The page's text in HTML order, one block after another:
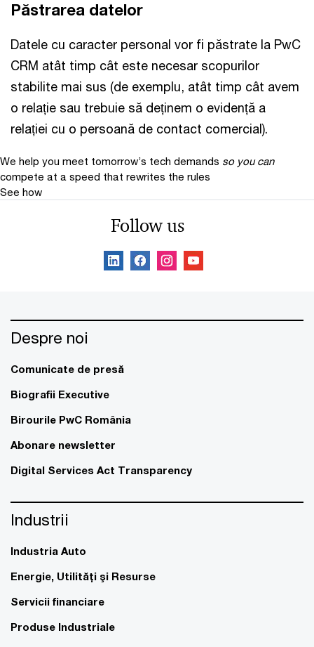
Păstrarea datelor
Datele cu caracter personal vor fi păstrate la PwC
CRM atât timp cât este necesar scopurilor
stabilite mai sus (de exemplu, atât timp cât avem
o relație sau trebuie să deținem o evidență a
relației cu o persoană de contact comercial).
We help you meet tomorrow’s tech demands so you can
compete at a speed that rewrites the rules
See how
Follow us
Despre noi
Comunicate de presă
Biografii Executive
Birourile PwC România
Abonare newsletter
Digital Services Act Transparency
Industrii
Industria Auto
Energie, Utilităţi şi Resurse
Servicii financiare
Produse Industriale